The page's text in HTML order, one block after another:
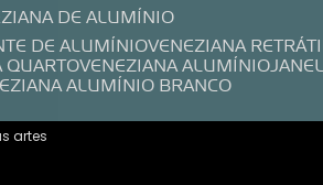
DE ALUMÍNIO
DE ALUMÍNIO VENEZIANA
QUARTO VENEZIANA ALUMÍNIO
ALUMÍNIO BRANCO
artes